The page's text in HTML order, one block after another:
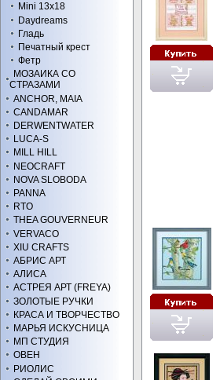
Mini 13x18
Daydreams
Гладь
Печатный крест
Фетр
МОЗАИКА СО
СТРАЗАМИ
ANCHOR, MAIA
CANDAMAR
DERWENTWATER
LUCA-S
MILL HILL
NEOCRAFT
NOVA SLOBODA
PANNA
RTO
THEA GOUVERNEUR
VERVACO
XIU CRAFTS
АБРИС АРТ
АЛИСА
АСТРЕЯ АРТ (FREYA)
ЗОЛОТЫЕ РУЧКИ
КРАСА И ТВОРЧЕСТВО
МАРЬЯ ИСКУСНИЦА
МП СТУДИЯ
ОВЕН
РИОЛИС